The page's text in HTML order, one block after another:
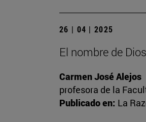
26 | 04 | 2025
El nombre de
Carmen José Alejos
profesora de la
Publicado en: La